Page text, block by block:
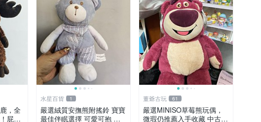
，全
屁股
水星百貨 1
嚴選絨質安撫熊附搖鈴 寶寶
最佳伴眠選擇 可愛可抱 絨
董爺古玩 61
嚴選MINISO草莓熊玩偶，
微瑕仍推薦入手收藏 中古 M